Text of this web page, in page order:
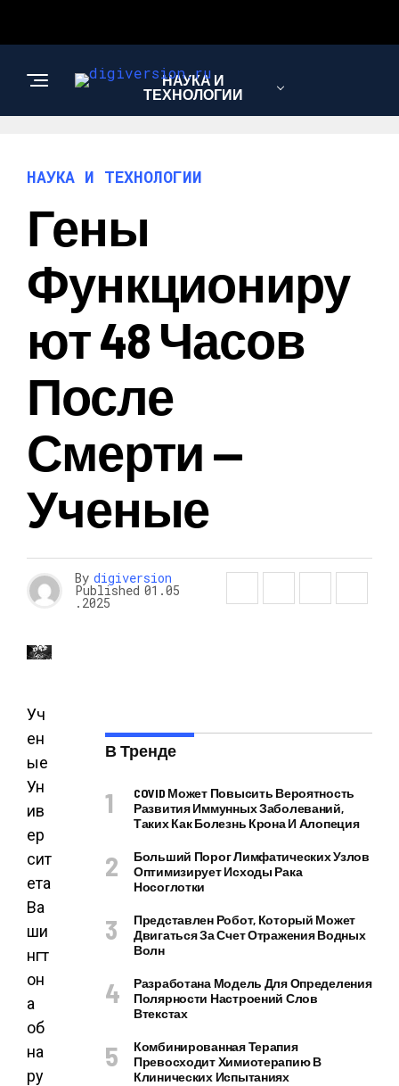
НАУКА И
ТЕХНОЛОГИИ
НАУКА И ТЕХНОЛОГИИ
Гены
Функциониру
Ют 48 Часов
После
Смерти —
Ученые
By digiversion
Published 01.05
.2025
Уч
ен
ые
Ун
ив
ер
сит
ета
Ва
ши
нгт
он
а
об
на
ру
В Тренде
COVID Может Повысить Вероятность
Развития Иммунных Заболеваний,
Таких Как Болезнь Крона И Алопеция
Больший Порог Лимфатических Узлов
Оптимизирует Исходы Рака
Носоглотки
Представлен Робот, Который Может
Двигаться За Счет Отражения Водных
Волн
Разработана Модель Для Определения
Полярности Настроений Слов
Втекстах
Комбинированная Терапия
Превосходит Химиотерапию В
Клинических Испытаниях